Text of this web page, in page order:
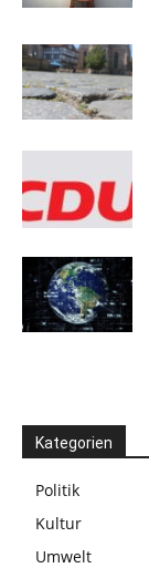
Kategorien
Politik
Kultur
Umwelt